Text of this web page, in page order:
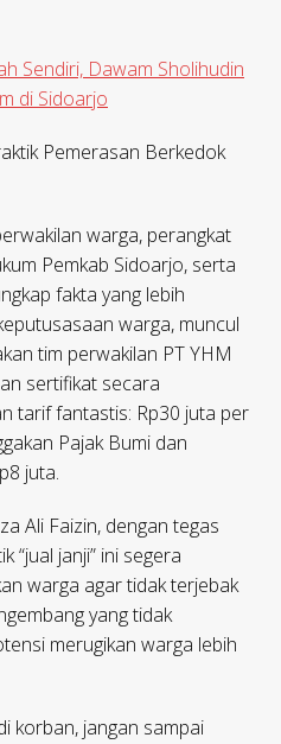
Sendiri, Dawam Sholihudin
di Sidoarjo
Pemerasan Berkedok
warga, perangkat
Pemkab Sidoarjo, serta
fakta yang lebih
warga, muncul
tim perwakilan PT YHM
sertifikat secara
tarif fantastis: Rp30 juta per
Pajak Bumi dan
juta.
Ali Faizin, dengan tegas
“jual janji” ini segera
warga agar tidak terjebak
yang tidak
merugikan warga lebih
korban, jangan sampai